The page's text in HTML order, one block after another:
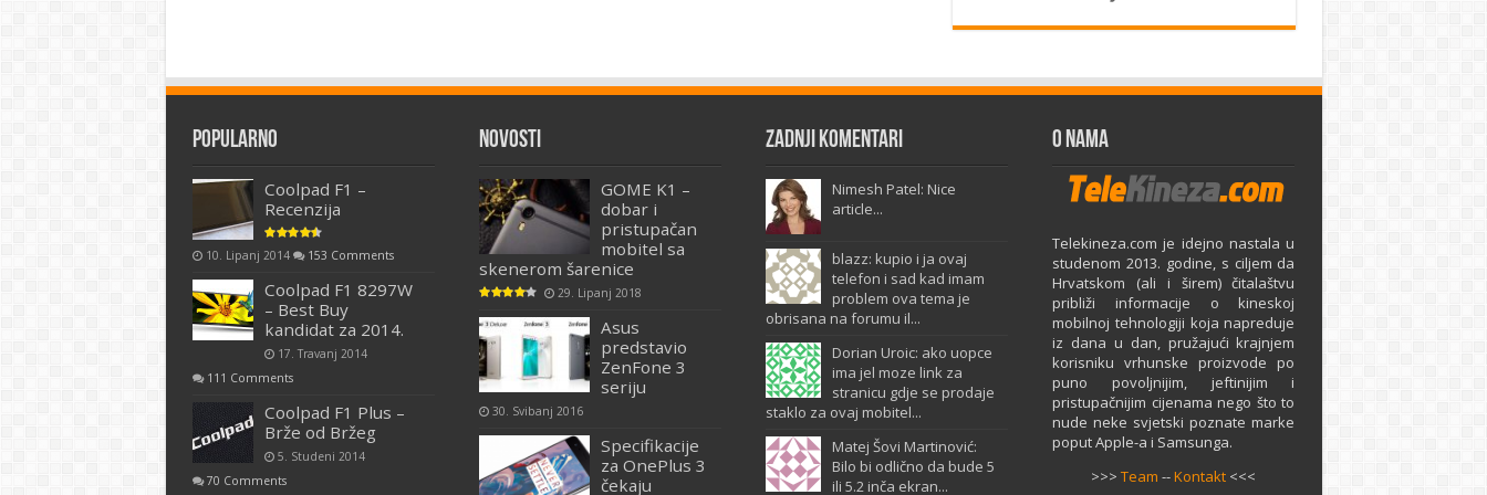
Popularno
Coolpad F1 –
Recenzija
10. Lipanj 2014 153 Comments
Coolpad F1 8297W
– Best Buy
kandidat za 2014.
17. Travanj 2014
111 Comments
Coolpad F1 Plus –
Brže od Bržeg
5. Studeni 2014
70 Comments
Novosti
GOME K1 –
dobar i
pristupačan
mobitel sa
skenerom šarenice
29. Lipanj 2018
Asus
predstavio
ZenFone 3
seriju
30. Svibanj 2016
Specifikacije
za OnePlus 3
čekaju
Zadnji komentari
Nimesh Patel: Nice
article...
blazz: kupio i ja ovaj
telefon i sad kad imam
problem ova tema je
obrisana na forumu il...
Dorian Uroic: ako uopce
ima jel moze link za
stranicu gdje se prodaje
staklo za ovaj mobitel...
Matej Šovi Martinović:
Bilo bi odlično da bude 5
ili 5.2 inča ekran...
O Nama
Telekineza.com je idejno nastala u
studenom 2013. godine, s ciljem da
Hrvatskom (ali i širem) čitalaštvu
približi informacije o kineskoj
mobilnoj tehnologiji koja napreduje
iz dana u dan, pružajući krajnjem
korisniku vrhunske proizvode po
puno povoljnijim, jeftinijim i
pristupačnijim cijenama nego što to
nude neke svjetski poznate marke
poput Apple-a i Samsunga.
>>>Team --Kontakt <<<